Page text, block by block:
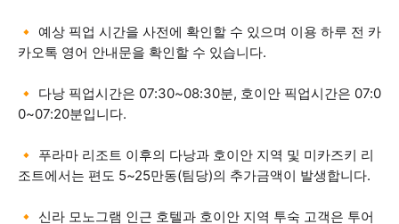
🔸 예상 픽업 시간을 사전에 확인할 수 있으며 이용 하루 전 카
카오톡 영어 안내문을 확인할 수 있습니다.
🔸 다낭 픽업시간은 07:30~08:30분, 호이안 픽업시간은 07:0
0~07:20분입니다.
🔸 푸라마 리조트 이후의 다낭과 호이안 지역 및 미카즈키 리
조트에서는 편도 5~25만동(팀당)의 추가금액이 발생합니다.
🔸 신라 모노그램 인근 호텔과 호이안 지역 투숙 고객은 투어